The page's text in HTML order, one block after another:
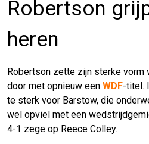
Robertson
heren
Robertson zette zijn sterke vorm
door met opnieuw een WDF-titel.
te sterk voor Barstow, die
wel opviel met een
4-1 zege op Reece Colley.